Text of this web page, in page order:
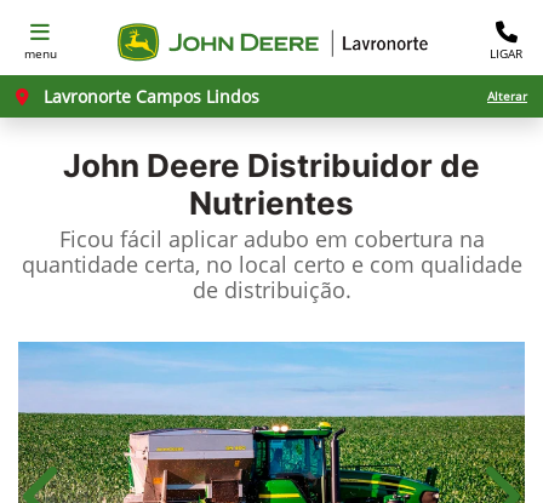
menu LIGAR
Lavronorte Campos Lindos Alterar
John Deere Distribuidor de
Nutrientes
Ficou fácil aplicar adubo em cobertura na
quantidade certa, no local certo e com qualidade
de distribuição.